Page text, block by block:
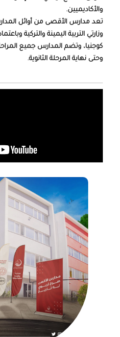
والأكاديميين.
تعد مدارس الأقصى من أوائل
وزارتي التربية اليمينة والتركية
كوجنيا، وتضم المدارس جميع
وحتى نهاية المرحلة الثانوية.